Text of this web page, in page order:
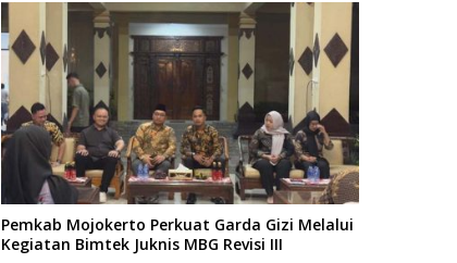
Pemkab Mojokerto Perkuat Garda Gizi Melalui
Kegiatan Bimtek Juknis MBG Revisi III